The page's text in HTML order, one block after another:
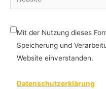
Mit der Nutzung dieses
Speicherung und
Website einverstanden.
Datenschutzerklärung